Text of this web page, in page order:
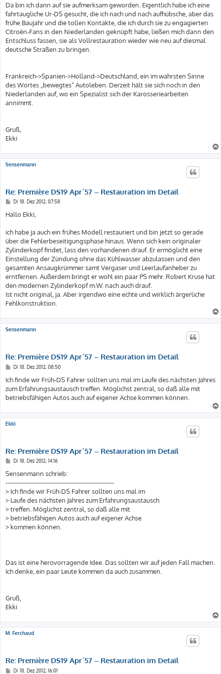
Da bin ich dann auf sie aufmerksam geworden. Eigentlich habe ich eine
fahrtaugliche Ur-DS gesucht, die ich nach und nach aufhübsche, aber das
frühe Baujahr und die tollen Kontakte, die ich durch sie zu engagierten
Citroën-Fans in den Niederlanden geknüpft habe, ließen mich dann den
Entschluss fassen, sie als Vollrestauration wieder wie neu auf diesmal
deutsche Straßen zu bringen.
Frankreich->Spanien->Holland->Deutschland, ein im wahrsten Sinne
des Wortes „bewegtes“ Autoleben. Derzeit hält sie sich noch in den
Niederlanden auf, wo ein Spezialist sich der Karosseriearbeiten
annimmt.
Gruß,
Ekki
Sensenmann
Re: Première DS19 Apr´57 – Restauration im Detail
B
i
t
a
g
Di 18. Dez 2012, 07:58
Hallo Ekki,
ich habe ja auch ein frühes Modell restauriert und bin jetzt so gerade
über die Fehlerbeseitigungsphase hinaus. Wenn sich kein originaler
Zylinderkopf findet, lass den vorhandenen drauf. Er ermöglicht eine
Einstellung der Zündung ohne das Kühlwasser abzulassen und den
gesamten Ansaugkrümmer samt Vergaser und Leerlaufanheber zu
erntfernen. Außerdem bringt er wohl ein paar PS mehr. Robert Kruse hat
den modernen Zylinderkopf m.W. nach auch drauf.
Ist nicht original, ja. Aber irgendwo eine echte und wirklich ärgerliche
Fehlkonstruktion.
Sensenmann
Re: Première DS19 Apr´57 – Restauration im Detail
B
i
t
r
a
g
Di 18. Dez 2012, 08:50
Ich finde wir Früh-DS Fahrer sollten uns mal im Laufe des nächsten Jahres
zum Erfahrungsaustausch treffen. Möglichst zentral, so daß alle mit
betriebsfähigen Autos auch auf eigener Achse kommen können.
Ekki
Re: Première DS19 Apr´57 – Restauration im Detail
B
i
t
r
a
g
Di 18. Dez 2012, 14:16
Sensenmann schrieb:
-------------------------------------------------------
> Ich finde wir Früh-DS Fahrer sollten uns mal im
> Laufe des nächsten Jahres zum Erfahrungsaustausch
> treffen. Möglichst zentral, so daß alle mit
> betriebsfähigen Autos auch auf eigener Achse
> kommen können.
Das ist eine herovorragende Idee. Das sollten wir auf jeden Fall machen.
Ich denke, ein paar Leute kommen da auch zusammen.
Gruß,
Ekki
M. Ferchaud
Re: Première DS19 Apr´57 – Restauration im Detail
BDi 18. Dez 2012, 16:01